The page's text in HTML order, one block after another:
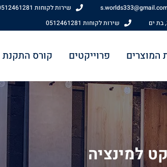
שירות לקוחות 0512461281
שירות לקוחות 0512461281
המוצרים פרוייקטים קורס
למינציה